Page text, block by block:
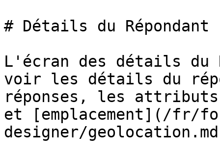
# Détails du Répondant
L'écran des détails du
voir les détails du
réponses, les
et [emplacement](/fr/
designer/